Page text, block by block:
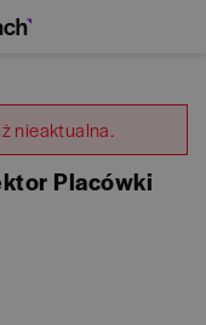
nieaktualna.
Placówki